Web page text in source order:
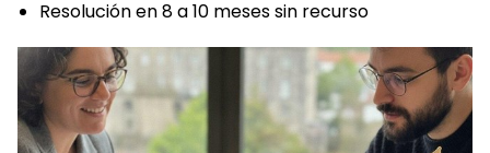
Resolución en 8 a 10 meses sin recurso